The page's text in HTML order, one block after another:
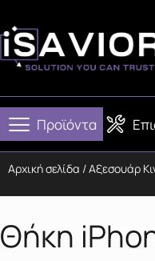
Προϊόντα
Αρχική σελίδα /Αξεσουάρ
Θήκη